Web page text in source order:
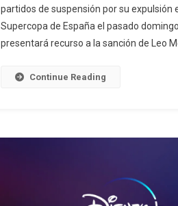
partidos de suspensión por su expulsión
Supercopa de España el pasado
presentará recurso a la sanción de Leo
Continue Reading